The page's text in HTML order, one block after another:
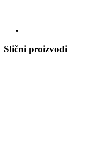
Slični proizvodi